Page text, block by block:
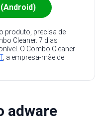
(Android)
produto, precisa de
Cleaner. 7 dias
O Combo Cleaner
, a empresa-mãe de
adware